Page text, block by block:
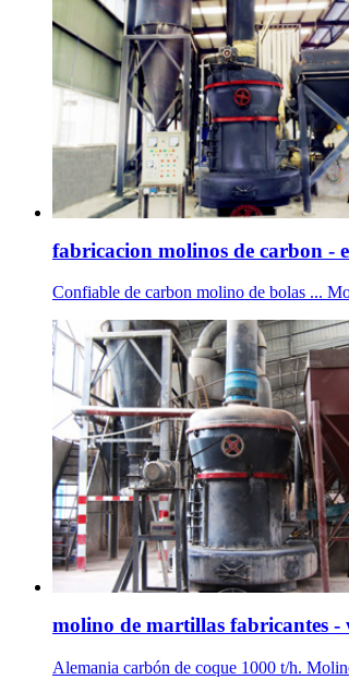
fabricacion molinos de carbon -
Confiable de carbon molino de bolas ...
molino de martillas fabricantes -
Alemania carbón de coque 1000 t/h.